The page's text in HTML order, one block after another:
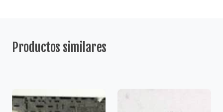
Productos similares